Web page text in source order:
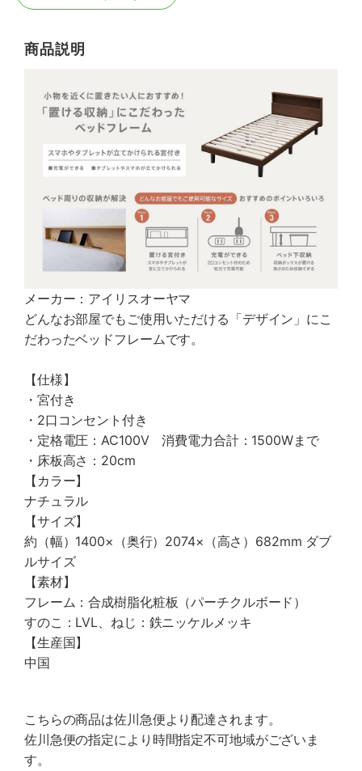
商品説明
メーカー：アイリスオーヤマ
どんなお部屋でもご使用いただける「デザイン」にこ
だわったベッドフレームです。
【仕様】
・宮付き
・2口コンセント付き
・定格電圧：AC100V 消費電力合計：1500Wまで
・床板高さ：20cm
【カラー】
ナチュラル
【サイズ】
約（幅）1400×（奥行）2074×（高さ）682mm ダブ
ルサイズ
【素材】
フレーム：合成樹脂化粧板（パーチクルボード）
すのこ：LVL、ねじ：鉄ニッケルメッキ
【生産国】
中国
こちらの商品は佐川急便より配達されます。
佐川急便の指定により時間指定不可地域がございま
す。